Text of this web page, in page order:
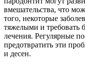
вмешательства, что
того, некоторые
тяжелыми и требовать
лечения. Регулярные
предотвратить эти
и десен.